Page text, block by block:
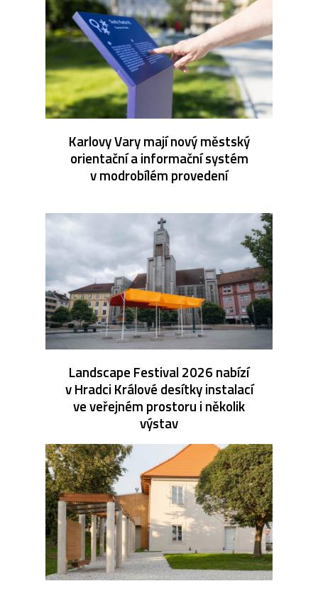
Karlovy Vary mají nový městský
orientační a informační systém
v modrobílém provedení
Landscape Festival 2026 nabízí
v Hradci Králové desítky instalací
ve veřejném prostoru i několik
výstav